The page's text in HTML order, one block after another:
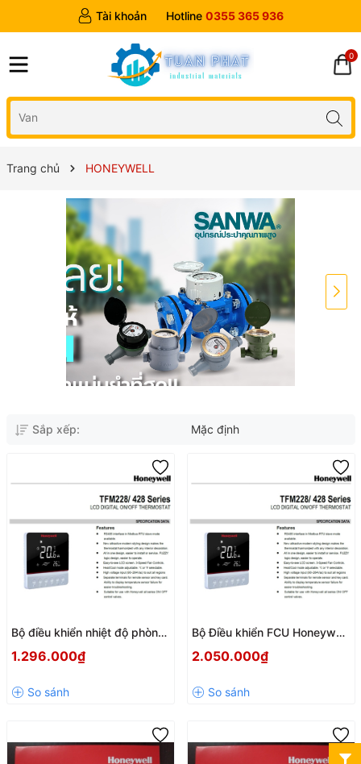
Tài khoản Hotline 0355 365 936
0
Trang chủ HONEYWELL
Sắp xếp: Mặc định
Bộ điều khiển nhiệt độ phòng
1.296.000₫
Bộ Điều khiển FCU Honeywell
2.050.000₫